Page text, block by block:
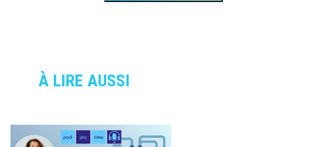
À LIRE AUSSI